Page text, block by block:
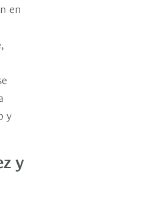
en
y
y